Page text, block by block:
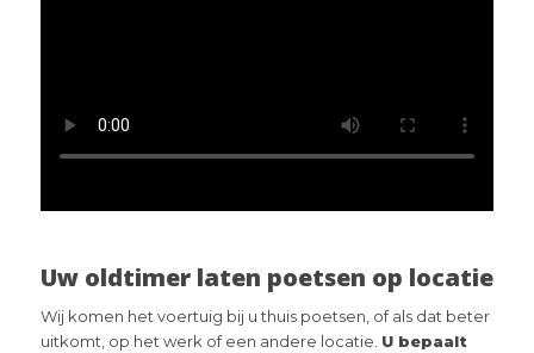
Uw oldtimer laten poetsen op locatie
Wij komen het voertuig bij u thuis poetsen, of als dat beter
uitkomt, op het werk of een andere locatie. U bepaalt